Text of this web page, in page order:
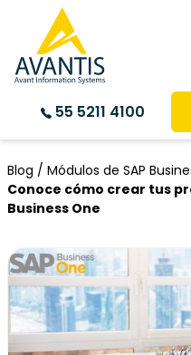
55 5211 4100
Blog / Módulos de SAP
Conoce cómo crear tus
Business One